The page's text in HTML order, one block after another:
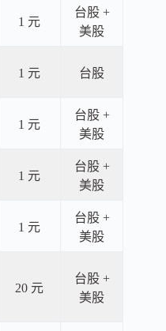
1 元
台股 +
美股
1 元 台股
1 元
台股 +
美股
1 元
台股 +
美股
1 元
台股 +
美股
20 元
台股 +
美股